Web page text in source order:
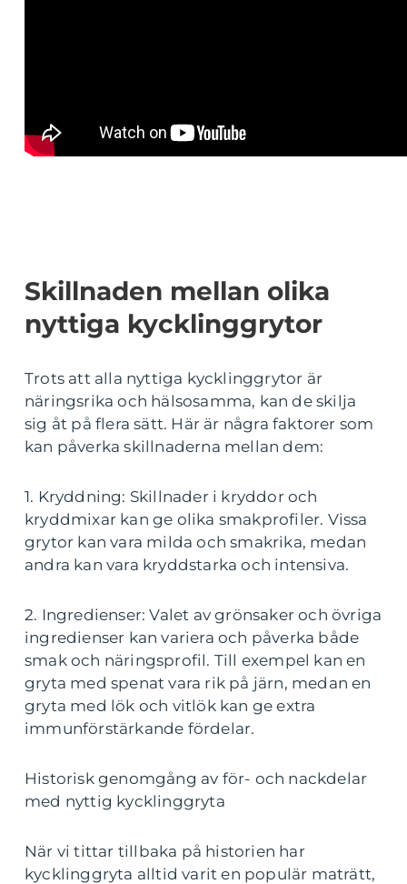
Skillnaden mellan olika
nyttiga kycklinggrytor
Trots att alla nyttiga kycklinggrytor är
näringsrika och hälsosamma, kan de skilja
sig åt på flera sätt. Här är några faktorer som
kan påverka skillnaderna mellan dem:
1. Kryddning: Skillnader i kryddor och
kryddmixar kan ge olika smakprofiler. Vissa
grytor kan vara milda och smakrika, medan
andra kan vara kryddstarka och intensiva.
2. Ingredienser: Valet av grönsaker och övriga
ingredienser kan variera och påverka både
smak och näringsprofil. Till exempel kan en
gryta med spenat vara rik på järn, medan en
gryta med lök och vitlök kan ge extra
immunförstärkande fördelar.
Historisk genomgång av för- och nackdelar
med nyttig kycklinggryta
När vi tittar tillbaka på historien har
kycklinggryta alltid varit en populär maträtt,